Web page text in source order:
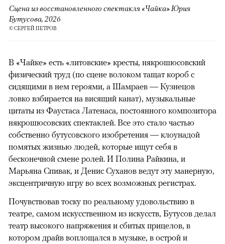
Сцена из восстановленного спектакля «Чайка» Юрия
Бутусова, 2026
© СЕРГЕЙ ПЕТРОВ
В «Чайке» есть «литовские» кресты, някрошюсовский
физический труд (по сцене волоком тащат короб с
сидящими в нем героями, а Шамраев — Кузнецов
ловко взбирается на висящий канат), музыкальные
цитаты из Фаустаса Латенаса, постоянного композитора
някрошюсовских спектаклей. Все это стало частью
собственно бутусовского изобретения — клоунадой
помятых жизнью людей, которые ищут себя в
бесконечной смене ролей. И Полина Райкина, и
Марьяна Спивак, и Денис Суханов ведут эту манерную,
эксцентричную игру во всех возможных регистрах.
Почувствовав тоску по реальному удовольствию в
театре, самом искусственном из искусств, Бутусов делал
театр высокого напряжения и сбитых прицелов, в
котором драйв воплощался в музыке, в острой и